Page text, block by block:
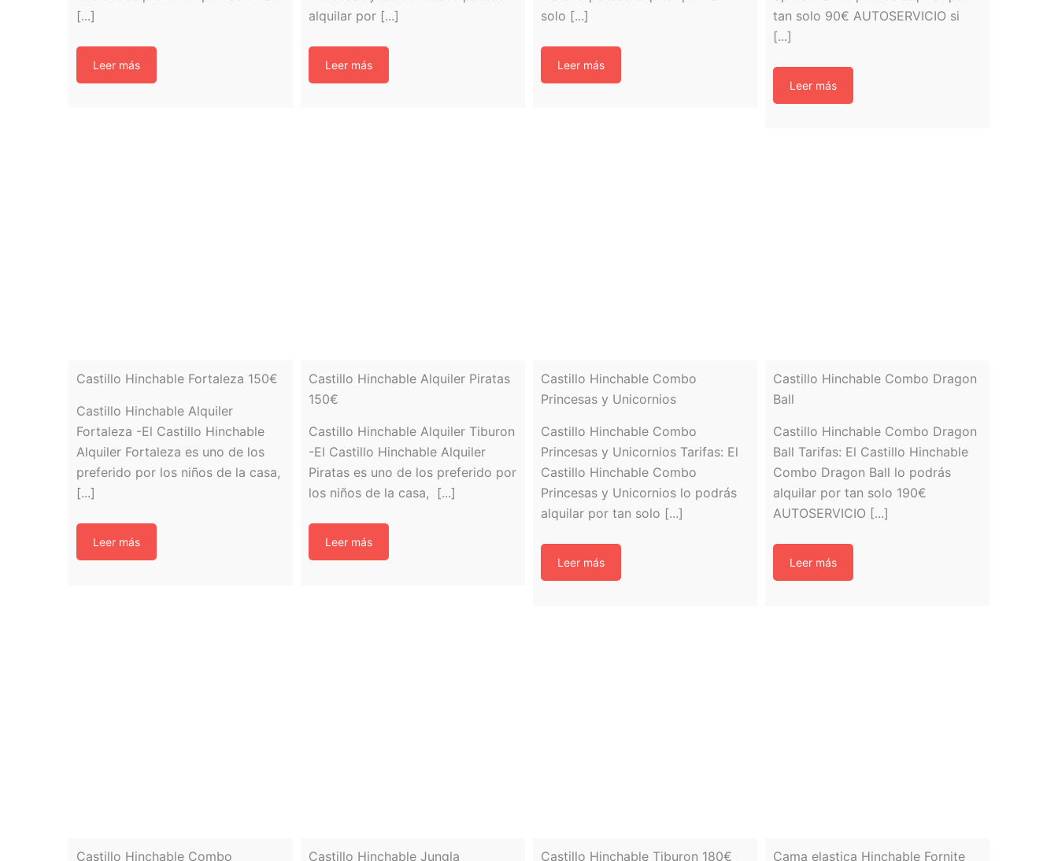
[...]
Leer más
alquilar por [...]
Leer más
solo [...]
Leer más
tan solo 90€ AUTOSERVICIO si
[...]
Leer más
Castillo Hinchable Fortaleza 150€
Castillo Hinchable Alquiler
Fortaleza -El Castillo Hinchable
Alquiler Fortaleza es uno de los
preferido por los niños de la casa,
[...]
Leer más
Castillo Hinchable Alquiler Piratas
150€
Castillo Hinchable Alquiler Tiburon
-El Castillo Hinchable Alquiler
Piratas es uno de los preferido por
los niños de la casa, [...]
Leer más
Castillo Hinchable Combo
Princesas y Unicornios
Castillo Hinchable Combo
Princesas y Unicornios Tarifas: El
Castillo Hinchable Combo
Princesas y Unicornios lo podrás
alquilar por tan solo [...]
Leer más
Castillo Hinchable Combo Dragon
Ball
Castillo Hinchable Combo Dragon
Ball Tarifas: El Castillo Hinchable
Combo Dragon Ball lo podrás
alquilar por tan solo 190€
AUTOSERVICIO [...]
Leer más
Castillo Hinchable Combo Castillo Hinchable Jungla Castillo Hinchable Tiburon 180€ Cama elastica Hinchable Fornite